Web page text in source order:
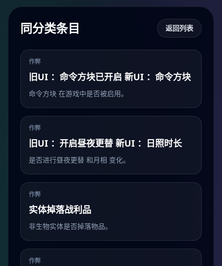
同分类条目 返回列表
作弊
旧UI ：命令方块已开启 新UI ：命令方块
命令方块 在游戏中是否被启用。
作弊
旧UI ：开启昼夜更替 新UI ：日照时长
是否进行昼夜更替 和月相 变化。
作弊
实体掉落战利品
非生物实体是否掉落物品。
作弊